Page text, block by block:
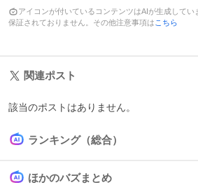
アイコンが付いているコンテンツはAIが生成して
保証されておりません。その他注意事項は こちら
関連ポスト
該当のポストはありません。
ランキング（総合）
ほかのバズまとめ